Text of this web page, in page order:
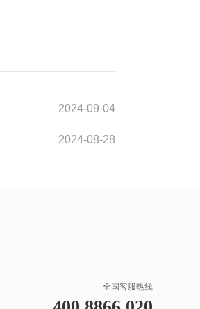
2024-09-04
2024-08-28
全国客服热线